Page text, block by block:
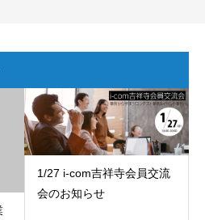
1/27 i-com吉祥寺会員交流
会のお知らせ